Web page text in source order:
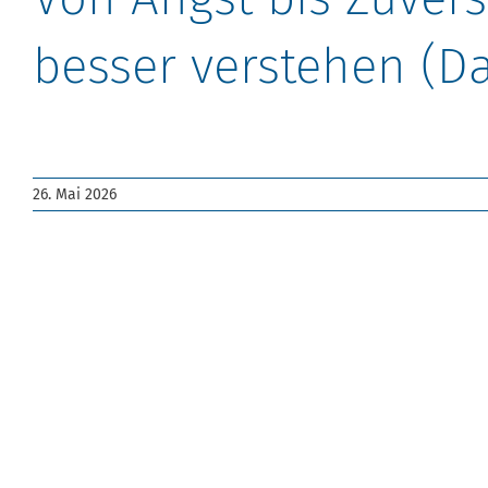
besser verstehen
26. Mai 2026